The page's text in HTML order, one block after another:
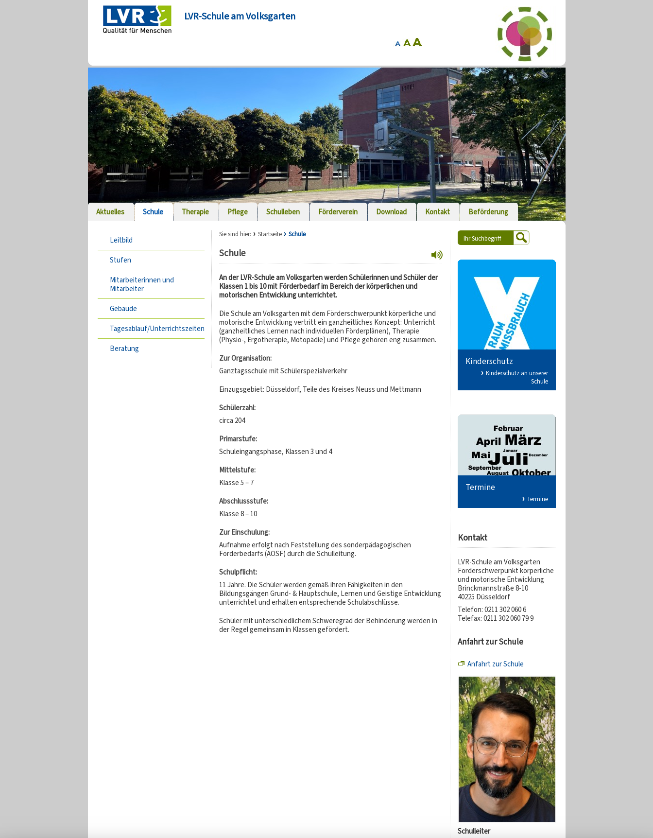
LVR-Schule am Volksgarten
Aktuelles Schule Therapie Pflege Schulleben Förderverein Download Kontakt Beförderung
Leitbild
Stufen
Mitarbeiterinnen und
Mitarbeiter
Gebäude
Tagesablauf/Unterrichtszeiten
Beratung
Sie sind hier: Startseite Schule
Schule
An der LVR-Schule am Volksgarten werden Schülerinnen und Schüler der
Klassen 1 bis 10 mit Förderbedarf im Bereich der körperlichen und
motorischen Entwicklung unterrichtet.
Die Schule am Volksgarten mit dem Förderschwerpunkt körperliche und
motorische Entwicklung vertritt ein ganzheitliches Konzept: Unterricht
(ganzheitliches Lernen nach individuellen Förderplänen), Therapie
(Physio-, Ergotherapie, Motopädie) und Pflege gehören eng zusammen.
Zur Organisation:
Ganztagsschule mit Schülerspezialverkehr
Einzugsgebiet: Düsseldorf, Teile des Kreises Neuss und Mettmann
Schülerzahl:
circa 204
Primarstufe:
Schuleingangsphase, Klassen 3 und 4
Mittelstufe:
Klasse 5 – 7
Abschlussstufe:
Klasse 8 – 10
Zur Einschulung:
Aufnahme erfolgt nach Feststellung des sonderpädagogischen
Förderbedarfs (AOSF) durch die Schulleitung.
Schulpflicht:
11 Jahre. Die Schüler werden gemäß ihren Fähigkeiten in den
Bildungsgängen Grund- & Hauptschule, Lernen und Geistige Entwicklung
unterrichtet und erhalten entsprechende Schulabschlüsse.
Schüler mit unterschiedlichem Schweregrad der Behinderung werden in
der Regel gemeinsam in Klassen gefördert.
Kinderschutz
Kinderschutz an unserer
Schule
Termine
Termine
Kontakt
LVR-Schule am Volksgarten
Förderschwerpunkt körperliche
und motorische Entwicklung
Brinckmannstraße 8-10
40225 Düsseldorf
Telefon: 0211 302 060 6
Telefax: 0211 302 060 79 9
Anfahrt zur Schule
Anfahrt zur Schule
Schulleiter